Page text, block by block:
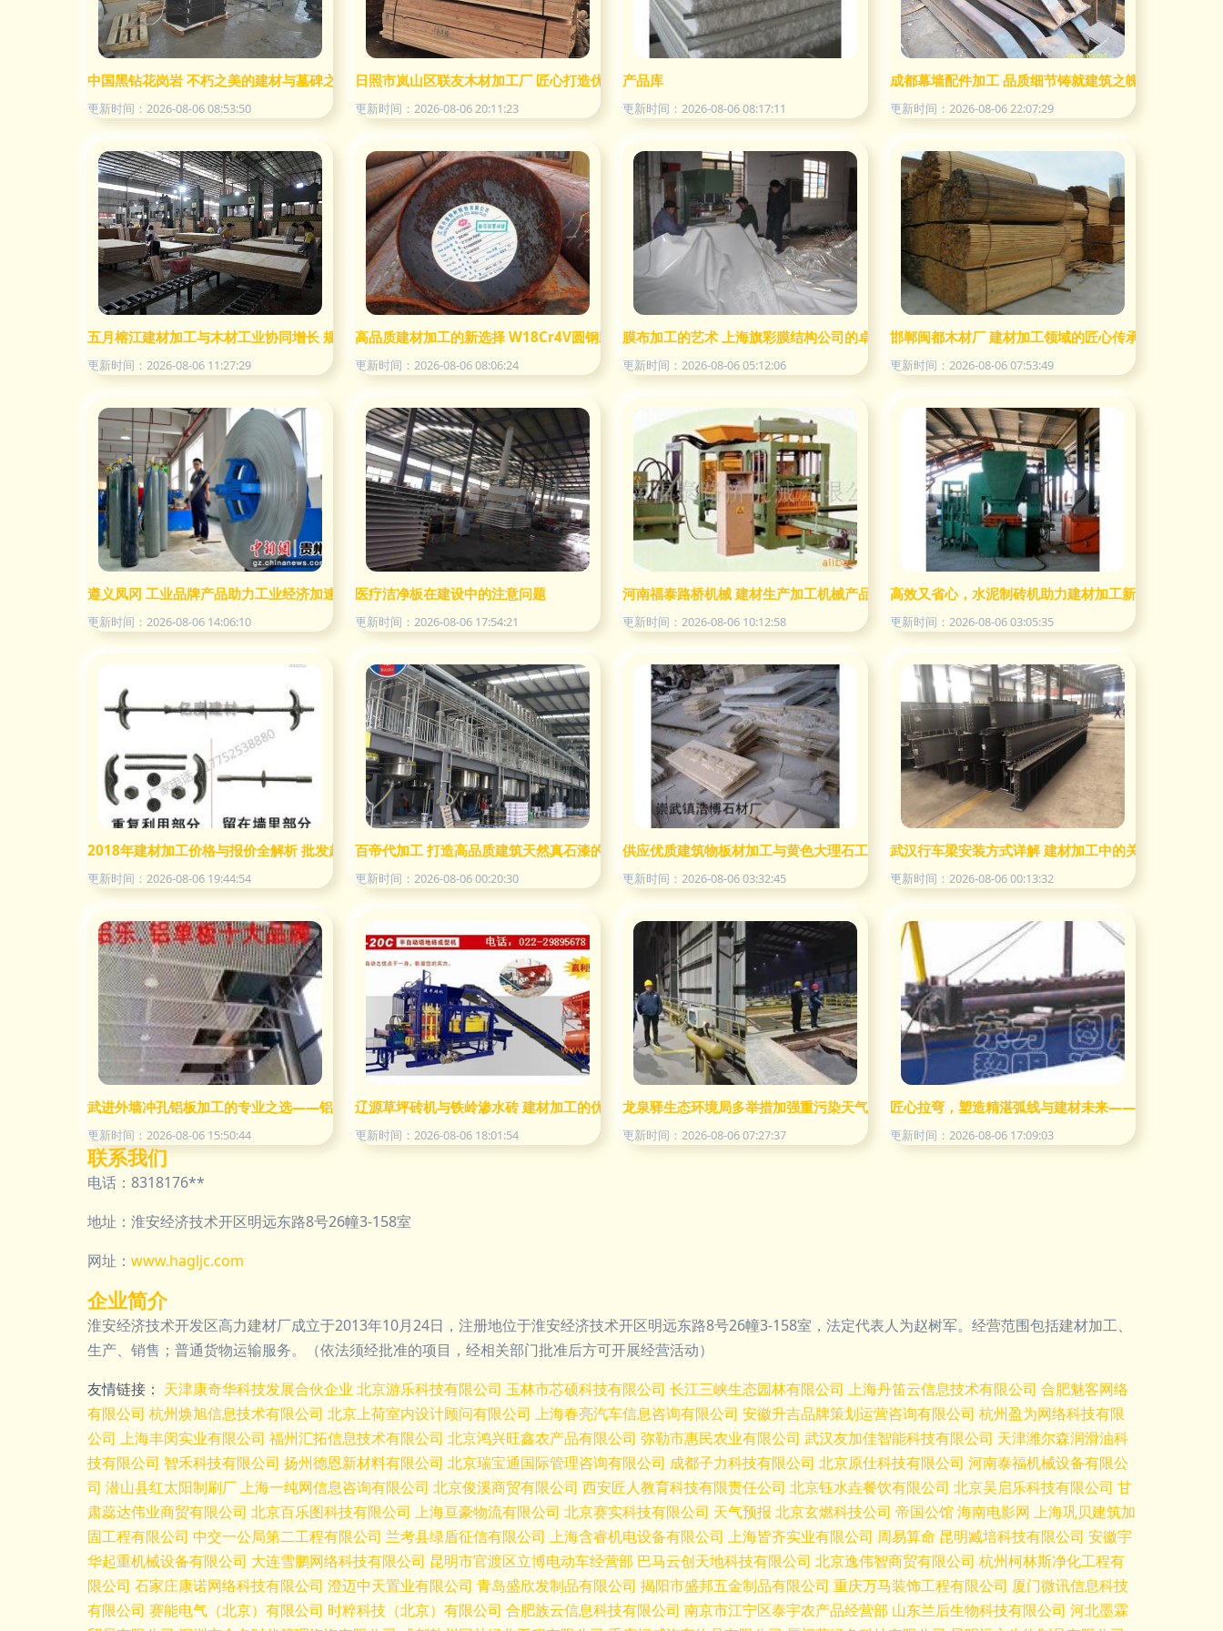
中国黑钻花岗岩 不朽之美的建材与墓碑之王
更新时间：2026-08-06 08:53:50
日照市岚山区联友木材加工厂 匠心打造优质建材加工新标杆
更新时间：2026-08-06 20:11:23
产品库
更新时间：2026-08-06 08:17:11
成都幕墙配件加工 品质细节铸就建筑之魄——四川成
更新时间：2026-08-06 22:07:29
五月榕江建材加工与木材工业协同增长 规模以上企业产值达2.68亿元
更新时间：2026-08-06 11:27:29
高品质建材加工的新选择 W18Cr4V圆钢助力行业升级
更新时间：2026-08-06 08:06:24
膜布加工的艺术 上海旗彩膜结构公司的卓越实践
更新时间：2026-08-06 05:12:06
邯郸闽都木材厂 建材加工领域的匠心传承与创新探索
更新时间：2026-08-06 07:53:49
遵义凤冈 工业品牌产品助力工业经济加速跑——以建材加工为例
更新时间：2026-08-06 14:06:10
医疗洁净板在建设中的注意问题
更新时间：2026-08-06 17:54:21
河南福泰路桥机械 建材生产加工机械产品列表与加工技术解读
更新时间：2026-08-06 10:12:58
高效又省心，水泥制砖机助力建材加工新升级
更新时间：2026-08-06 03:05:35
2018年建材加工价格与报价全解析 批发趋势与机床网洞察
更新时间：2026-08-06 19:44:54
百帝代加工 打造高品质建筑天然真石漆的可靠伙伴
更新时间：2026-08-06 00:20:30
供应优质建筑物板材加工与黄色大理石工艺 | 浩博石业幕墙干挂系统解决方案
更新时间：2026-08-06 03:32:45
武汉行车梁安装方式详解 建材加工中的关键环节
更新时间：2026-08-06 00:13:32
武进外墙冲孔铝板加工的专业之选——铝乐建材的匠心品质
更新时间：2026-08-06 15:50:44
辽源草坪砖机与铁岭渗水砖 建材加工的优势与价格解析
更新时间：2026-08-06 18:01:54
龙泉驿生态环境局多举措加强重污染天气应急执法，严控建材加工污染
更新时间：2026-08-06 07:27:37
匠心拉弯，塑造精湛弧线与建材未来——重庆润全建材
更新时间：2026-08-06 17:09:03
联系我们
电话：8318176**
地址：淮安经济技术开区明远东路8号26幢3-158室
网址： www.hagljc.com
企业简介
淮安经济技术开发区高力建材厂成立于2013年10月24日，注册地位于淮安经济技术开区明远东路8号26幢3-158室，法定代表人为赵树军。经营范围包括建材加工、
生产、销售；普通货物运输服务。（依法须经批准的项目，经相关部门批准后方可开展经营活动）
友情链接： 天津康奇华科技发展合伙企业 北京游乐科技有限公司 玉林市芯硕科技有限公司 长江三峡生态园林有限公司 上海丹笛云信息技术有限公司 合肥魅客网络
有限公司 杭州焕旭信息技术有限公司 北京上荷室内设计顾问有限公司 上海春亮汽车信息咨询有限公司 安徽升吉品牌策划运营咨询有限公司 杭州盈为网络科技有限
公司 上海丰闵实业有限公司 福州汇拓信息技术有限公司 北京鸿兴旺鑫农产品有限公司 弥勒市惠民农业有限公司 武汉友加佳智能科技有限公司 天津潍尔森润滑油科
技有限公司 智禾科技有限公司 扬州德恩新材料有限公司 北京瑞宝通国际管理咨询有限公司 成都子力科技有限公司 北京原仕科技有限公司 河南泰福机械设备有限公
司 潜山县红太阳制刷厂上海一纯网信息咨询有限公司 北京俊溪商贸有限公司 西安匠人教育科技有限责任公司 北京钰水垚餐饮有限公司 北京吴启乐科技有限公司 甘
肃蕊达伟业商贸有限公司 北京百乐图科技有限公司 上海亘豪物流有限公司 北京赛实科技有限公司 天气预报 北京玄燃科技公司 帝国公馆海南电影网 上海巩贝建筑加
固工程有限公司 中交一公局第二工程有限公司 兰考县绿盾征信有限公司 上海含睿机电设备有限公司 上海皆齐实业有限公司 周易算命 昆明臧培科技有限公司 安徽宇
华起重机械设备有限公司 大连雪鹏网络科技有限公司 昆明市官渡区立博电动车经营部 巴马云创天地科技有限公司 北京逸伟智商贸有限公司 杭州柯林斯净化工程有
限公司 石家庄康诺网络科技有限公司 澄迈中天置业有限公司 青岛盛欣发制品有限公司 揭阳市盛邦五金制品有限公司 重庆万马装饰工程有限公司 厦门微讯信息科技
有限公司 赛能电气（北京）有限公司 时粹科技（北京）有限公司 合肥族云信息科技有限公司 南京市江宁区泰宇农产品经营部 山东兰后生物科技有限公司 河北墨霖